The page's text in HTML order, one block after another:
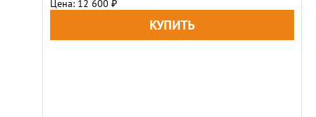
Цена: 12 600 ₽